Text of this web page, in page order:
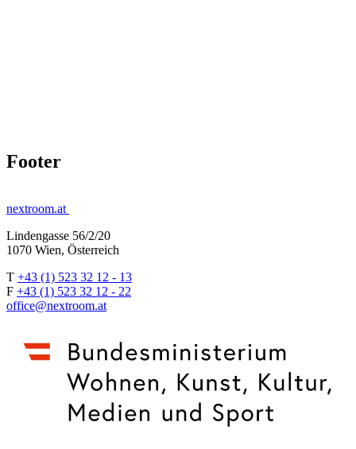
Footer
nextroom.at
Lindengasse 56/2/20
1070 Wien, Österreich
T +43 (1) 523 32 12 - 13
F +43 (1) 523 32 12 - 22
office@nextroom.at